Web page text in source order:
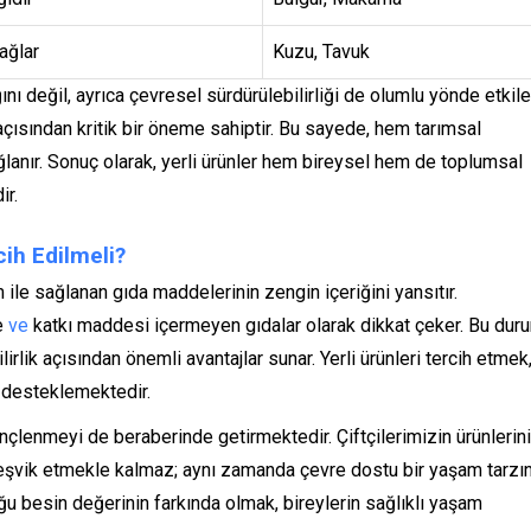
Kuzu, Tavuk
değil, ayrıca çevresel sürdürülebilirliği de olumlu yönde
kritik bir öneme sahiptir. Bu sayede, hem tarımsal
Sonuç olarak, yerli ürünler hem bireysel hem de toplumsal
Edilmeli?
sağlanan gıda maddelerinin zengin içeriğini yansıtır.
ve katkı maddesi içermeyen gıdalar olarak dikkat çeker. Bu
açısından önemli avantajlar sunar. Yerli ürünleri tercih etmek,
desteklemektedir.
de beraberinde getirmektedir. Çiftçilerimizin ürünlerini
etmekle kalmaz; aynı zamanda çevre dostu bir yaşam
besin değerinin farkında olmak, bireylerin sağlıklı yaşam